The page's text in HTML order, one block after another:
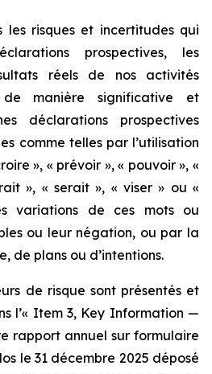
les risques et incertitudes qui
prospectives, les
réels de nos activités
manière significative et
déclarations prospectives
comme telles par l’utilisation
», « prévoir », « pouvoir », «
», « serait », « viser » ou «
variations de ces mots ou
ou leur négation, ou par la
de plans ou d’intentions.
de risque sont présentés et
l’« Item 3, Key Information —
rapport annuel sur formulaire
le 31 décembre 2025 déposé